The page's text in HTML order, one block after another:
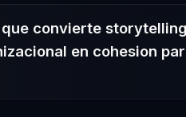
convierte storytelling
en cohesion